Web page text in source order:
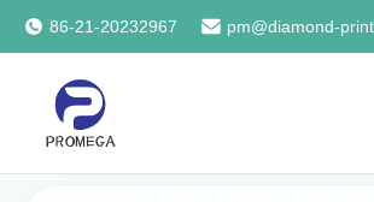
86-21-20232967 pm@diamond-